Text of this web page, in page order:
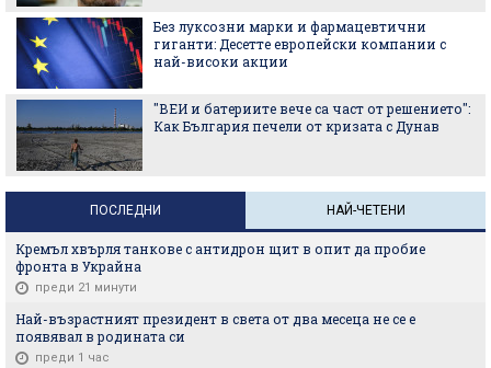
Без луксозни марки и фармацевтични
гиганти: Десетте европейски компании с
най-високи акции
"ВЕИ и батериите вече са част от решението":
Как България печели от кризата с Дунав
ПОСЛЕДНИ НАЙ-ЧЕТЕНИ
Кремъл хвърля танкове с антидрон щит в опит да пробие
фронта в Украйна
преди 21 минути
Най-възрастният президент в света от два месеца не се е
появявал в родината си
преди 1 час